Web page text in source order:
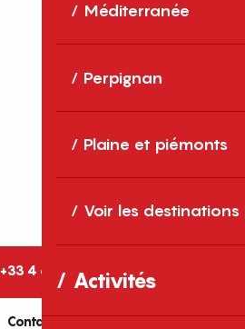
Méditerranée
Perpignan
Plaine et piémonts
Voir les destinations
Activités
+33 4 68 88 02 ▒▒
Contactez-nous